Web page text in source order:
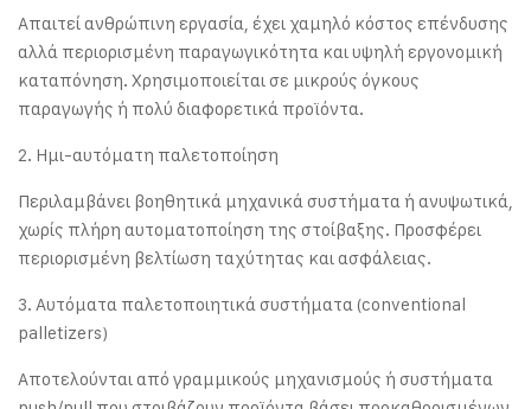
Απαιτεί ανθρώπινη εργασία, έχει χαμηλό κόστος επένδυσης
αλλά περιορισμένη παραγωγικότητα και υψηλή εργονομική
καταπόνηση. Χρησιμοποιείται σε μικρούς όγκους
παραγωγής ή πολύ διαφορετικά προϊόντα.
2. Ημι-αυτόματη παλετοποίηση
Περιλαμβάνει βοηθητικά μηχανικά συστήματα ή ανυψωτικά,
χωρίς πλήρη αυτοματοποίηση της στοίβαξης. Προσφέρει
περιορισμένη βελτίωση ταχύτητας και ασφάλειας.
3. Αυτόματα παλετοποιητικά συστήματα (conventional
palletizers)
Αποτελούνται από γραμμικούς μηχανισμούς ή συστήματα